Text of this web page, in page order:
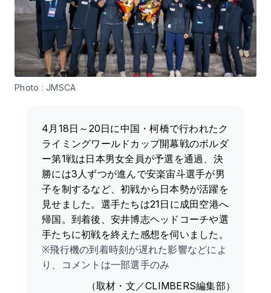
Photo : JMSCA
4月18日～20日に中国・柯橋で行われたク
ライミングワールドカップ開幕戦のボルダ
ー第1戦は日本男女全員が予選を通過、決
勝には3人ずつが進んで安楽宙斗選手が男
子を制するなど、初戦から日本勢が活躍を
見せました。選手たちは21日に成田空港へ
帰国。到着後、安井博志ヘッドコーチや選
手たちに初戦を終えた感想を伺いました。
※飛行機の到着時刻が遅れた影響などによ
り、コメントは一部選手のみ
（取材・文／CLIMBERS編集部）